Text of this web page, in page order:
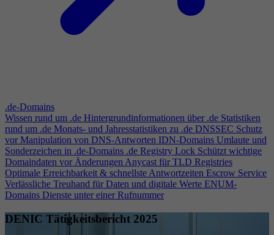
.de-Domains
Wissen rund um .de Hintergrundinformationen über .de Statistiken
rund um .de Monats- und Jahresstatistiken zu .de DNSSEC Schutz
vor Manipulation von DNS-Antworten IDN-Domains Umlaute und
Sonderzeichen in .de-Domains .de Registry Lock Schützt wichtige
Domaindaten vor ÄnderungenAnycast für TLD Registries
Optimale Erreichbarkeit & schnellste Antwortzeiten Escrow Service
Verlässliche Treuhand für Daten und digitale Werte ENUM-
Domains Dienste unter einer Rufnummer
DENIC Tätigkeitsbericht 2025